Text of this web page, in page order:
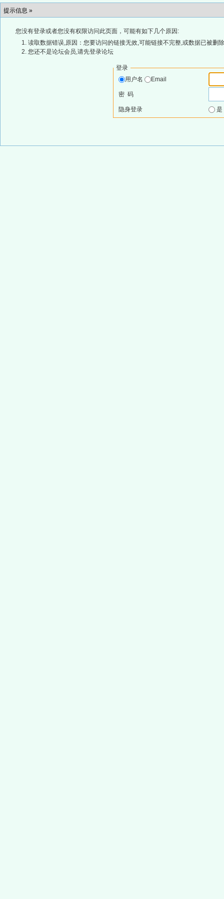
提示信息 »
您没有登录或者您没有权限访问此页面，可能有如下几个原因:
读取数据错误,原因：您要访问的链接无效,可能链接不完整,或数据已被删
您还不是论坛会员,请先登录论坛
登录
用户名
Email
密 码
隐身登录